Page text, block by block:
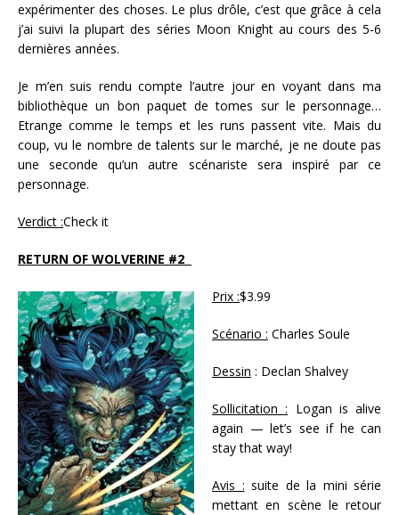
expérimenter des choses. Le plus drôle, c’est que grâce à cela
j’ai suivi la plupart des séries Moon Knight au cours des 5-6
dernières années.
Je m’en suis rendu compte l’autre jour en voyant dans ma
bibliothèque un bon paquet de tomes sur le personnage…
Etrange comme le temps et les runs passent vite. Mais du
coup, vu le nombre de talents sur le marché, je ne doute pas
une seconde qu’un autre scénariste sera inspiré par ce
personnage.
Verdict :Check it
RETURN OF WOLVERINE #2
Prix :$3.99
Scénario : Charles Soule
Dessin : Declan Shalvey
Sollicitation : Logan is alive
again — let’s see if he can
stay that way!
Avis : suite de la mini série
mettant en scène le retour